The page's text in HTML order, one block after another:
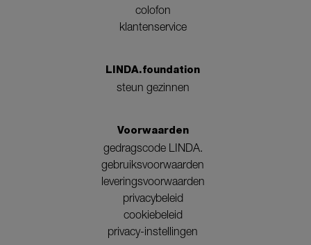
colofon
klantenservice
LINDA.foundation
steun gezinnen
Voorwaarden
gedragscode LINDA.
gebruiksvoorwaarden
leveringsvoorwaarden
privacybeleid
cookiebeleid
privacy-instellingen